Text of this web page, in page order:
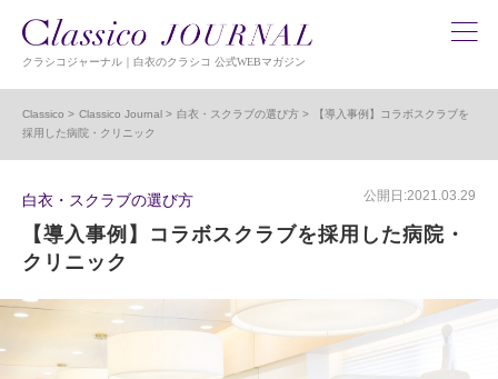
クラシコジャーナル｜白衣のクラシコ 公式WEBマガジン
Classico Classico Journal 白衣・スクラブの選び方
【導入事例】コラボスクラブを
採用した病院・クリニック
白衣・スクラブの選び方 公開日:2021.03.29
【導入事例】コラボスクラブを採用した病院・
クリニック